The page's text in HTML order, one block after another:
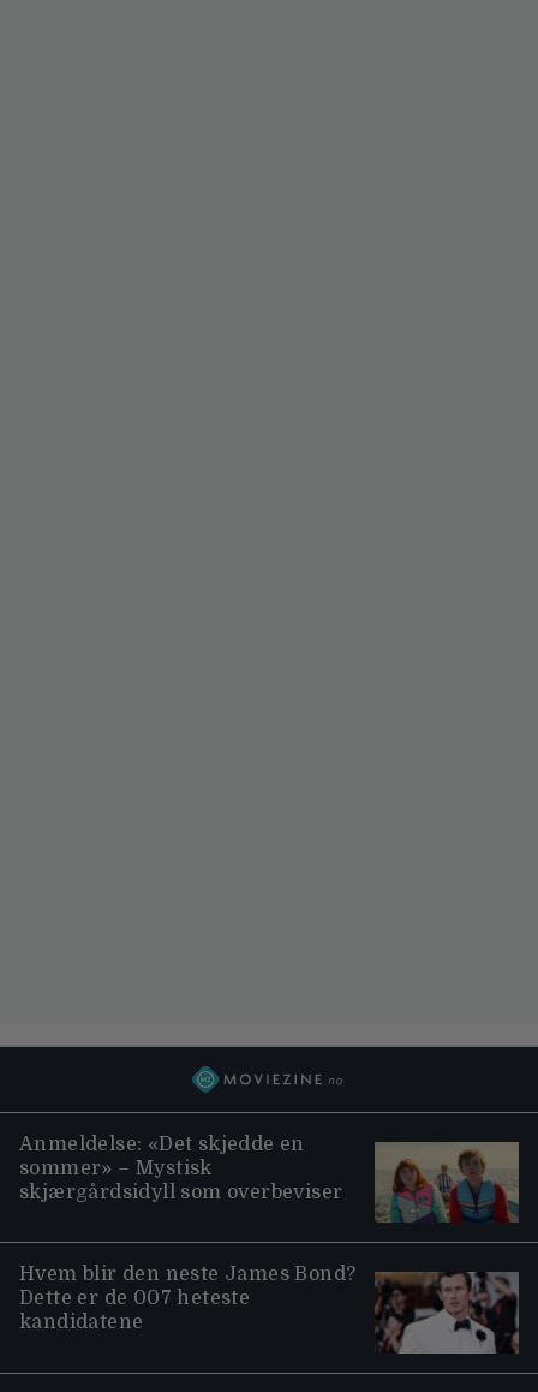
Anmeldelse: «Det skjedde en
sommer» – Mystisk
skjærgårdsidyll som overbeviser
Hvem blir den neste James Bond?
Dette er de 007 heteste
kandidatene